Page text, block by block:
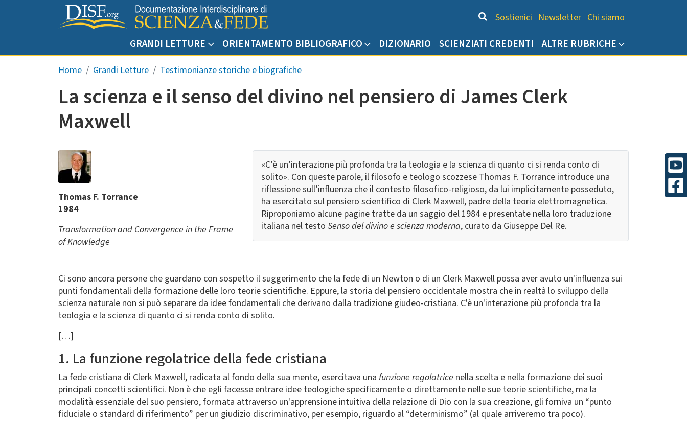
Salta al contenuto principale
Chi siamo
Sostienici Newsletter Chi siamo
GRANDI LETTURE ORIENTAMENTO BIBLIOGRAFICO DIZIONARIO SCIENZIATI CREDENTI ALTRE RUBRICHE
Briciole di pane
Home Grandi Letture Testimonianze storiche e biografiche
La scienza e il senso del divino nel pensiero di James Clerk
Maxwell
Thomas F. Torrance
1984
Transformation and Convergence in the Frame
of Knowledge
«C’è un’interazione più profonda tra la teologia e la scienza di quanto ci si renda conto di
solito». Con queste parole, il filosofo e teologo scozzese Thomas F. Torrance introduce una
riflessione sull’influenza che il contesto filosofico-religioso, da lui implicitamente posseduto,
ha esercitato sul pensiero scientifico di Clerk Maxwell, padre della teoria elettromagnetica.
Riproponiamo alcune pagine tratte da un saggio del 1984 e presentate nella loro traduzione
italiana nel testo Senso del divino e scienza moderna, curato da Giuseppe Del Re.
Ci sono ancora persone che guardano con sospetto il suggerimento che la fede di un Newton o di un Clerk Maxwell possa aver avuto un'influenza sui
punti fondamentali della formazione delle loro teorie scientifiche. Eppure, la storia del pensiero occidentale mostra che in realtà lo sviluppo della
scienza naturale non si può separare da idee fondamentali che derivano dalla tradizione giudeo-cristiana. C'è un'interazione più profonda tra la
teologia e la scienza di quanto ci si renda conto di solito.
[…]
1. La funzione regolatrice della fede cristiana
La fede cristiana di Clerk Maxwell, radicata al fondo della sua mente, esercitava una funzione regolatrice nella scelta e nella formazione dei suoi
principali concetti scientifici. Non è che egli facesse entrare idee teologiche specificamente o direttamente nelle sue teorie scientifiche, ma la
modalità essenziale del suo pensiero, formata attraverso un'apprensione intuitiva della relazione di Dio con la sua creazione, gli forniva un “punto
fiduciale o standard di riferimento” per un giudizio discriminativo, per esempio, riguardo al “determinismo” (al quale arriveremo tra poco).